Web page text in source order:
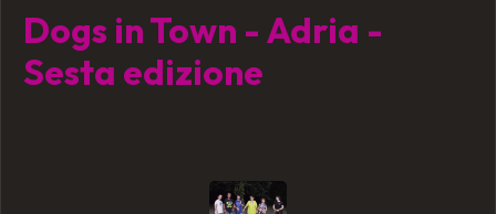
Dogs in Town - Adria -
Sesta edizione